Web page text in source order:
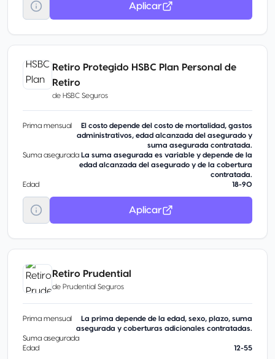
Aplicar
Retiro Protegido HSBC Plan Personal de
Retiro
de HSBC Seguros
Prima mensual
El costo depende del costo de mortalidad, gastos
administrativos, edad alcanzada del asegurado y
suma asegurada contratada.
Suma asegurada La suma asegurada es variable y depende de la
edad alcanzada del asegurado y de la cobertura
contratada.
Edad
18-90
Aplicar
Retiro Prudential
de Prudential Seguros
Prima mensual
La prima depende de la edad, sexo, plazo, suma
asegurada y coberturas adicionales contratadas.
Suma asegurada
Edad
12-55